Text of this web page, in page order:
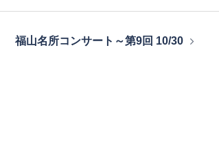
福山名所コンサート～第9回 10/30